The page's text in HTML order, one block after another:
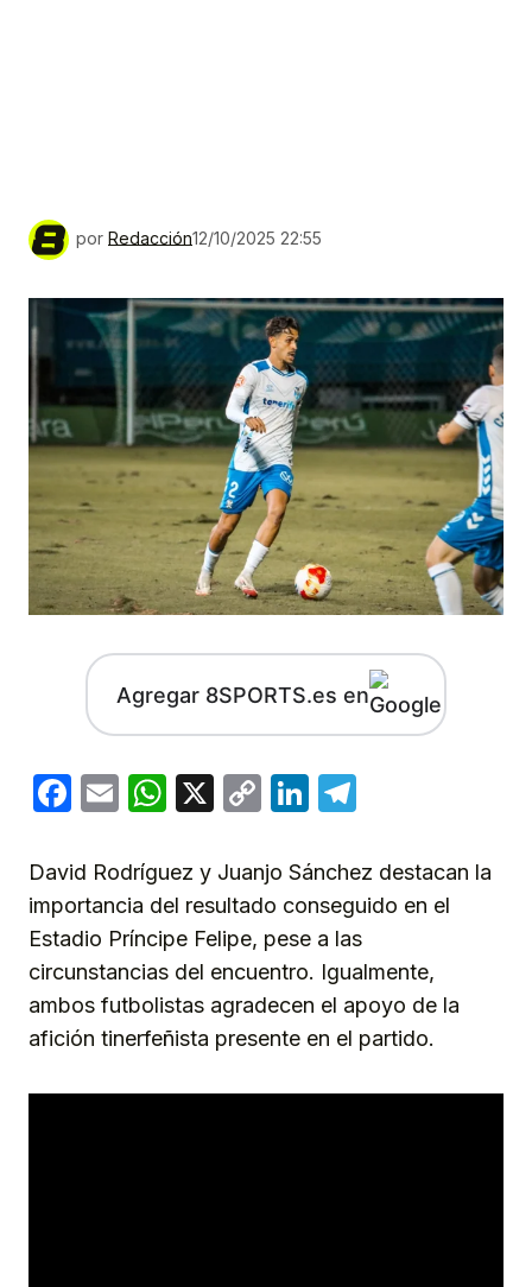
por Redacción12/10/2025 22:55
Agregar 8SPORTS.es en
Facebook
EmailWhatsApp
X
CopyLinkedIn
David Rodríguez y Juanjo Sánchez destacan la
importancia del resultado conseguido en el
Estadio Príncipe Felipe, pese a las
circunstancias del encuentro. Igualmente,
ambos futbolistas agradecen el apoyo de la
afición tinerfeñista presente en el partido.